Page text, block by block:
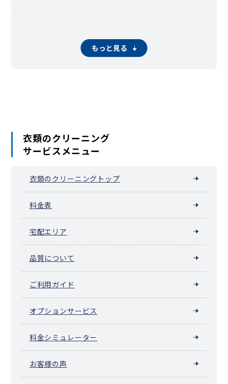
もっと見る
衣類のクリーニング
サービスメニュー
衣類のクリーニングトップ
料金表
宅配エリア
品質について
ご利用ガイド
オプションサービス
料金シミュレーター
お客様の声